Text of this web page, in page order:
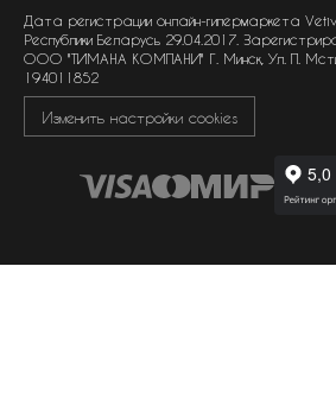
политика обработки файлов
Дата регистрации онлайн-гипермаркета
Республики Беларусь 29.04.2017.
ООО "ТИМАНА КОМПАНИ" Г. Минск, Ул. П.
194011852
Изменить настройки cookies